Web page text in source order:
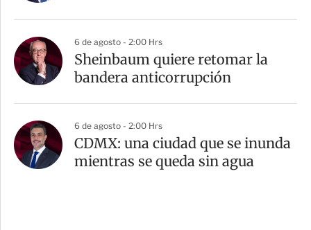
6 de agosto - 2:00 Hrs
Sheinbaum quiere retomar la
bandera anticorrupción
6 de agosto - 2:00 Hrs
CDMX: una ciudad que se inunda
mientras se queda sin agua